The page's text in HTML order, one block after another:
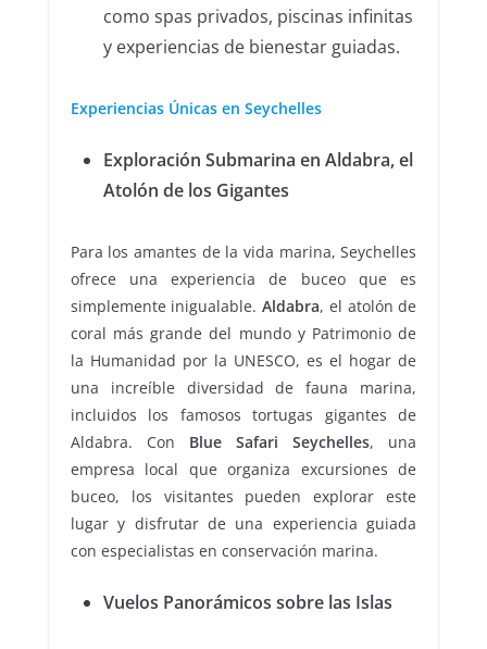
como spas privados, piscinas infinitas
y experiencias de bienestar guiadas.
Experiencias Únicas en Seychelles
Exploración Submarina en Aldabra, el
Atolón de los Gigantes
Para los amantes de la vida marina, Seychelles
ofrece una experiencia de buceo que es
simplemente inigualable.Aldabra, el atolón de
coral más grande del mundo y Patrimonio de
la Humanidad por la UNESCO, es el hogar de
una increíble diversidad de fauna marina,
incluidos los famosos tortugas gigantes de
Aldabra. Con Blue Safari Seychelles, una
empresa local que organiza excursiones de
buceo, los visitantes pueden explorar este
lugar y disfrutar de una experiencia guiada
con especialistas en conservación marina.
Vuelos Panorámicos sobre las Islas